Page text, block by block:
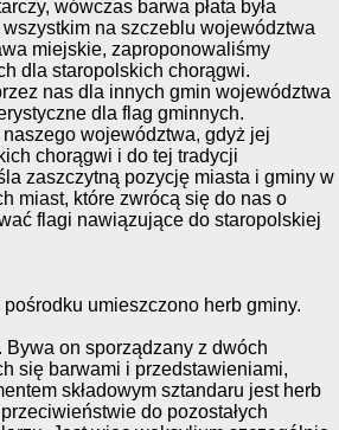
wówczas barwa płata była
na szczeblu województwa
miejskie, zaproponowaliśmy
dla staropolskich chorągwi.
nas dla innych gmin województwa
dla flag gminnych.
województwa, gdyż jej
chorągwi i do tej tradycji
zaszczytną pozycję miasta i gminy w
miast, które zwrócą się do nas o
flagi nawiązujące do staropolskiej
umieszczono herb gminy.
Bywa on sporządzany z dwóch
się barwami i przedstawieniami,
składowym sztandaru jest herb
do pozostałych